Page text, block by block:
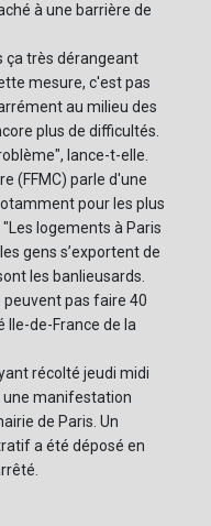
à une barrière de
ça très dérangeant
mesure, c'est pas
au milieu des
plus de difficultés.
lance-t-elle.
(FFMC) parle d'une
pour les plus
logements à Paris
gens s’exportent de
les banlieusards.
peuvent pas faire 40
Ile-de-France de la
récolté jeudi midi
une manifestation
de Paris. Un
a été déposé en